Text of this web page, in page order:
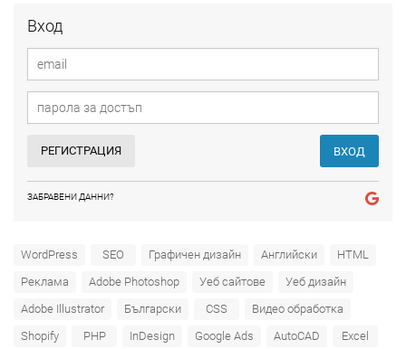
Вход
РЕГИСТРАЦИЯ ВХОД
ЗАБРАВЕНИ ДАННИ?
WordPress SEO Графичен дизайн Английски
HTML
Реклама
Adobe Photoshop Уеб сайтове
Уеб дизайн
Adobe Illustrator
Български CSS
Видео обработка
Shopify
PHP InDesign Google Ads AutoCAD
Excel